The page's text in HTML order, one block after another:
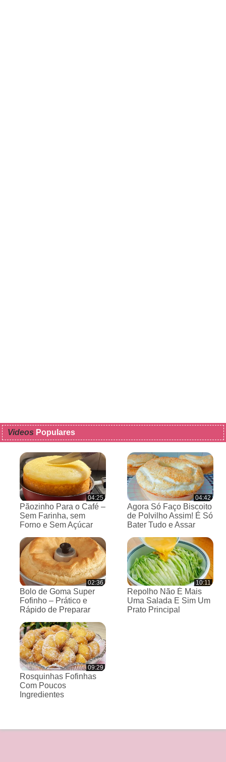
Videos Populares
04:25
Pãozinho Para o Café –
Sem Farinha, sem
Forno e Sem Açúcar
04:42
Agora Só Faço Biscoito
de Polvilho Assim! É Só
Bater Tudo e Assar
02:36
Bolo de Goma Super
Fofinho – Prático e
Rápido de Preparar
10:11
Repolho Não É Mais
Uma Salada E Sim Um
Prato Principal
09:29
Rosquinhas Fofinhas
Com Poucos
Ingredientes